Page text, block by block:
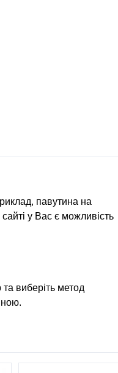
павутина на
у Вас є можливість
виберіть метод